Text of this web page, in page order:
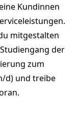
Kundinnen
mitgestalten
der
zum
d) und treibe